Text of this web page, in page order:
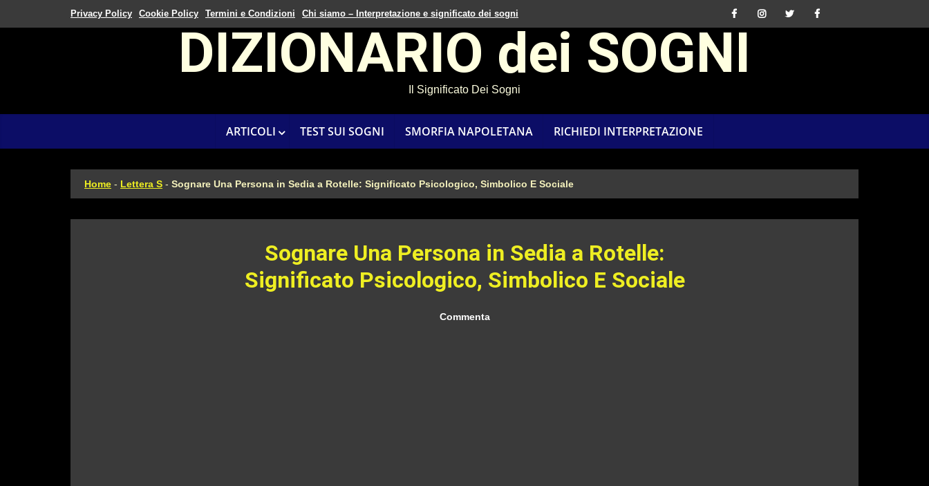
Privacy Policy Cookie Policy Termini e Condizioni Chi siamo – Interpretazione e significato dei sogni
DIZIONARIO dei SOGNI
Il Significato Dei Sogni
ARTICOLI TEST SUI SOGNI SMORFIA NAPOLETANA RICHIEDI INTERPRETAZIONE
Home - Lettera S - Sognare Una Persona in Sedia a Rotelle: Significato Psicologico, Simbolico E Sociale
Sognare Una Persona in Sedia a Rotelle:
Significato Psicologico, Simbolico E Sociale
Commenta